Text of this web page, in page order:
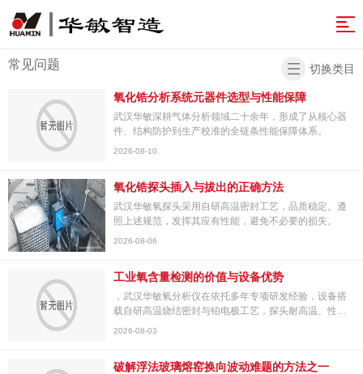
网
站
解
服
务
发
实
力
资
讯
关
于
温
常见问题 切换类目
氧化锆分析系统元器件选型与性能保障
武汉华敏深耕气体分析领域二十余年，形成了从核心器
件、结构防护到生产校准的全链条性能保障体系。
2026-08-10
氧化锆探头插入与拔出的正确方法
武汉华敏氧探头采用自研高温密封工艺，品质稳定。遵
照上述规范，发挥其应有性能，避免不必要的损失。
2026-08-06
工业氧含量检测的价值与设备优势
，武汉华敏氧分析仪在依托多年专项研发经验，设备搭
载自研高温烧结密封与铂电极工艺，探头耐高温、性能
稳定、响应速度快，大幅降低后期运维成本。采用直插
2026-08-03
破解浮法玻璃熔窑换向波动难题的方法之一